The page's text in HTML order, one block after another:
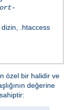
ort-
.htaccess
özel bir halidir ve
değerine